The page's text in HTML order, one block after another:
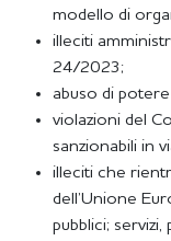
modello di
illeciti
24/2023;
abuso di
violazioni del
sanzionabili in
illeciti che
dell’Unione
pubblici;